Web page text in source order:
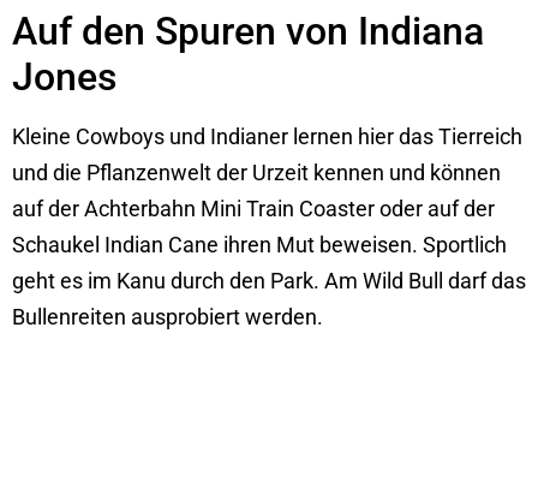
Auf den Spuren von Indiana
Jones
Kleine Cowboys und Indianer lernen hier das Tierreich
und die Pflanzenwelt der Urzeit kennen und können
auf der Achterbahn Mini Train Coaster oder auf der
Schaukel Indian Cane ihren Mut beweisen. Sportlich
geht es im Kanu durch den Park. Am Wild Bull darf das
Bullenreiten ausprobiert werden.